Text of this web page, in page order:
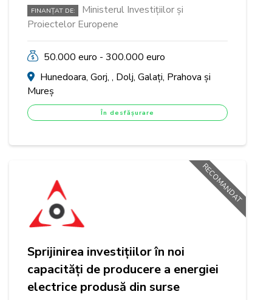
FINANȚAT DE:
Ministerul Investițiilor și
Proiectelor Europene
50.000 euro - 300.000 euro
Hunedoara, Gorj, , Dolj, Galați, Prahova și
Mureș
În desfășurare
Sprijinirea investițiilor în noi
capacități de producere a energiei
electrice produsă din surse
RECOMANDAT